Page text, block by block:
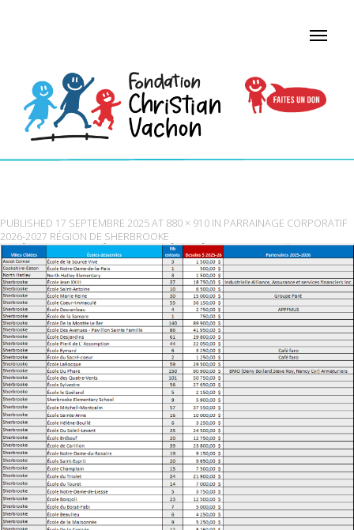
PUBLISHED 17 SEPTEMBRE 2025AT 880 × 910 IN PARRAINAGE CORPORATIF
2026-2027 RÉGION DE SHERBROOKE